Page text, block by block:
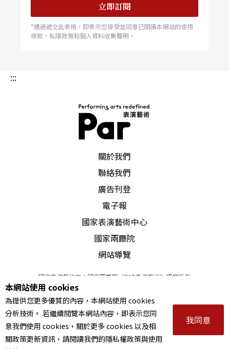
立即訂閱
*通過遞交此表格，即表示您接受並同意已閱讀本網站的使用
條款，私隱政策和個人資料收集聲明。
:::
關於我們
聯絡我們
廣告刊登
電子報
國家表演藝術中心
國家兩廳院
網站導覽
國家表演藝術中心國家兩廳院《PAR表演藝術》版權所有
© 2022Performing arts redefined. All Rights Reserved
統一編號 Tax Id number 00973926
本站所提供相關演出資訊，如有異動應以主辦單位公告為準。
服務條款｜隱私權聲明｜著作權聲明
本網站使用 cookies
為提供您更多優質的內容，本網站使用 cookies
分析技術。 若繼續閱覽本網站內容，即表示您同
意我們使用 cookies，關於更多 cookies 以及相
關政策更新資訊，請閱讀我們的隱私權政策與使用
我同意